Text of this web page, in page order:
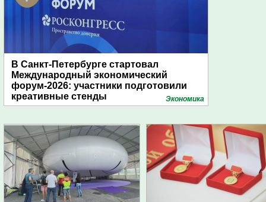
В Санкт-Петербурге стартовал
Международный экономический
форум-2026: участники подготовили
креативные стенды
Экономика